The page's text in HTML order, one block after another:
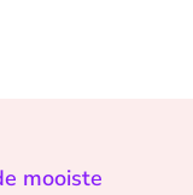
mooiste